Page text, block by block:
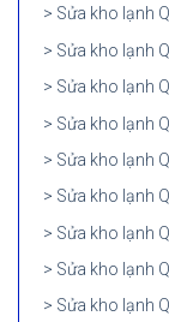
Sửa kho lạnh
Sửa kho lạnh
Sửa kho lạnh
Sửa kho lạnh
Sửa kho lạnh
Sửa kho lạnh
Sửa kho lạnh
Sửa kho lạnh
Sửa kho lạnh